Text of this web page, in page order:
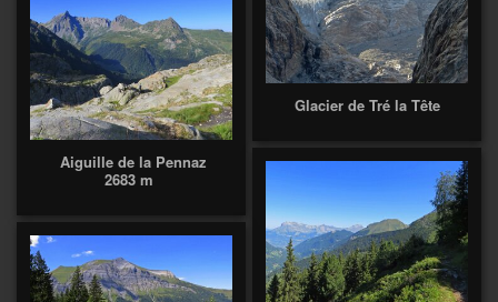
Glacier de Tré la Tête
Aiguille de la Pennaz
2683 m